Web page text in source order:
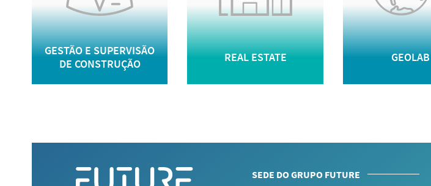
GESTÃO E SUPERVISÃO
DE CONSTRUÇÃO
REAL ESTATE GEOLAB
SEDE DO GRUPO FUTURE